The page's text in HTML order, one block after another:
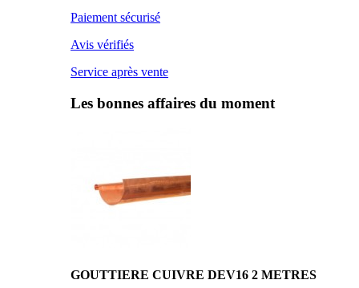
Paiement sécurisé
Avis vérifiés
Service après vente
Les bonnes affaires du moment
GOUTTIERE CUIVRE DEV16 2 METRES